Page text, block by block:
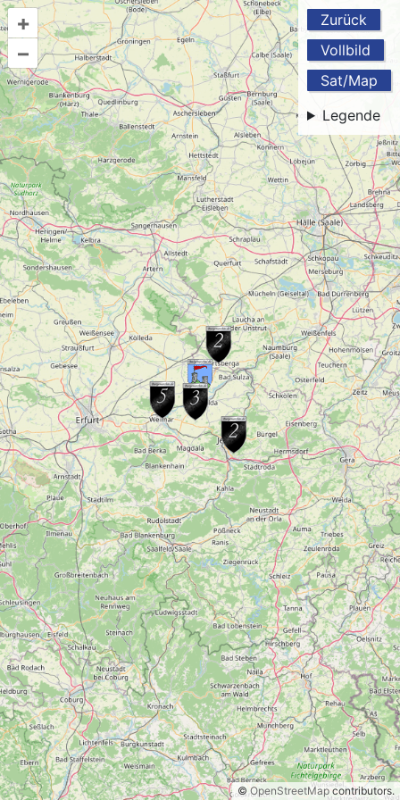
Zurück
Vollbild
Sat/Map
Legende
+
–
©OpenStreetMapcontributors.